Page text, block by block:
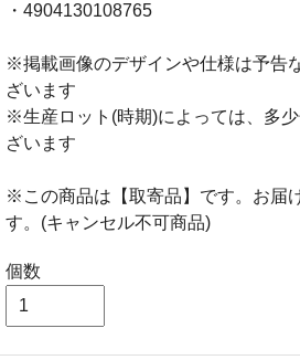
・4904130108765
※掲載画像のデザインや仕様は予告
ざいます
※生産ロット(時期)によっては、多
ざいます
※この商品は【取寄品】です。お届
す。(キャンセル不可商品)
個数